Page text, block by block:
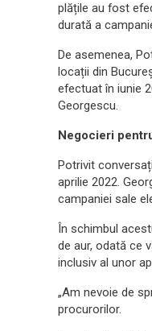
plățile au fost
durată a
De asemenea,
locații din
efectuat în iunie
Georgescu.
Negocieri
Potrivit
aprilie 2022.
campaniei sale
În schimbul
de aur, odată ce
inclusiv al unor
„Am nevoie de
procurorilor.